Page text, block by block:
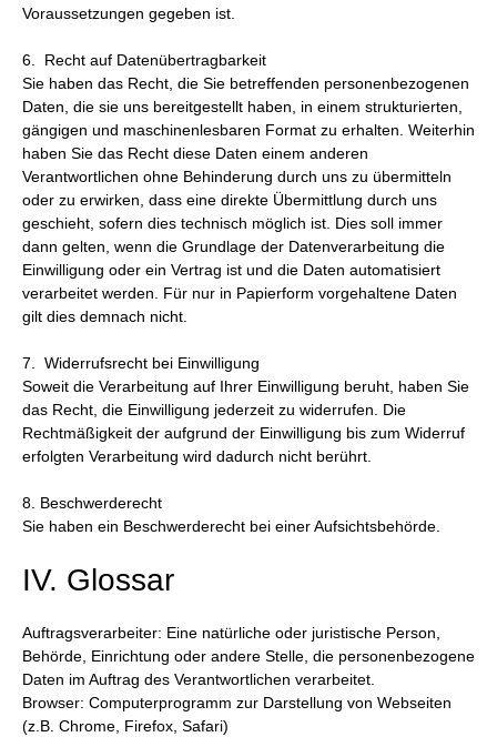
Voraussetzungen gegeben ist.
6. Recht auf Datenübertragbarkeit
Sie haben das Recht, die Sie betreffenden personenbezogenen
Daten, die sie uns bereitgestellt haben, in einem strukturierten,
gängigen und maschinenlesbaren Format zu erhalten. Weiterhin
haben Sie das Recht diese Daten einem anderen
Verantwortlichen ohne Behinderung durch uns zu übermitteln
oder zu erwirken, dass eine direkte Übermittlung durch uns
geschieht, sofern dies technisch möglich ist. Dies soll immer
dann gelten, wenn die Grundlage der Datenverarbeitung die
Einwilligung oder ein Vertrag ist und die Daten automatisiert
verarbeitet werden. Für nur in Papierform vorgehaltene Daten
gilt dies demnach nicht.
7. Widerrufsrecht bei Einwilligung
Soweit die Verarbeitung auf Ihrer Einwilligung beruht, haben Sie
das Recht, die Einwilligung jederzeit zu widerrufen. Die
Rechtmäßigkeit der aufgrund der Einwilligung bis zum Widerruf
erfolgten Verarbeitung wird dadurch nicht berührt.
8. Beschwerderecht
Sie haben ein Beschwerderecht bei einer Aufsichtsbehörde.
IV. Glossar
Auftragsverarbeiter: Eine natürliche oder juristische Person,
Behörde, Einrichtung oder andere Stelle, die personenbezogene
Daten im Auftrag des Verantwortlichen verarbeitet.
Browser: Computerprogramm zur Darstellung von Webseiten
(z.B. Chrome, Firefox, Safari)